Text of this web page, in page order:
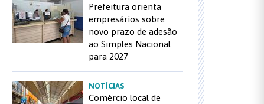
Prefeitura orienta
empresários sobre
novo prazo de adesão
ao Simples Nacional
para 2027
NOTÍCIAS
Comércio local de